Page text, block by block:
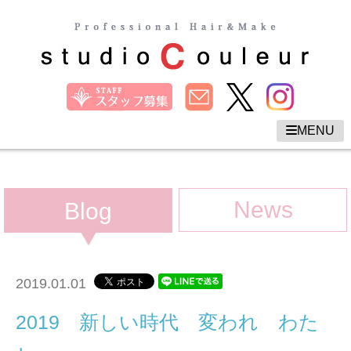
MENU
Blog News
2019.01.01
2019 新しい時代 変われ わた